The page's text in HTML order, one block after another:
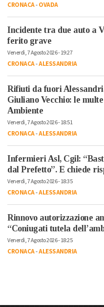
CRONACA-OVADA
Incidente tra due auto a
ferito grave
Venerdì, 7 Agosto 2026 - 19:27
CRONACA-ALESSANDRIA
Rifiuti da fuori
Giuliano Vecchio: le
Ambiente
Venerdì, 7 Agosto 2026 - 18:51
CRONACA-ALESSANDRIA
Infermieri Asl, Cgil:
dal Prefetto”. E chiede
Venerdì, 7 Agosto 2026 - 18:35
CRONACA-ALESSANDRIA
Rinnovo autorizzazione
“Coniugati tutela
Venerdì, 7 Agosto 2026 - 18:25
CRONACA-ALESSANDRIA